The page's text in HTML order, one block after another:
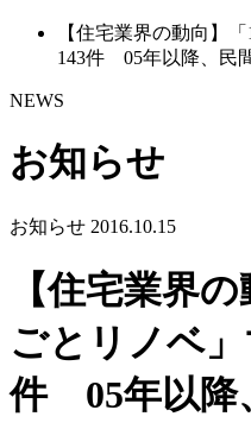
【住宅業界の動向】
143件 05年以降、民
NEWS
お知らせ
お知らせ 2016.10.15
【住宅業界
ごとリノベ
件 05年以降